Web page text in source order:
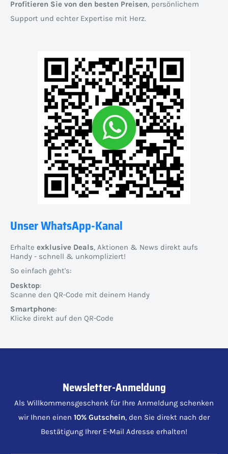
Profitieren Sie von den besten Preisen, persönlichem
Support und echter Expertise mit Herz.
Unser WhatsApp-Kanal
Erhalte exklusive Deals, Aktionen & News direkt aufs
Handy - schnell & unkompliziert!
So einfach geht's:
Desktop:
Scanne den QR-Code mit deinem Handy
Smartphone:
Klicke direkt auf den QR-Code
Newsletter-Anmeldung
Als Willkommensgeschenk für Ihre Anmeldung schenken
wir Ihnen einen 10% Gutschein, den Sie direkt nach der
Bestätigung Ihrer E-Mail Adresse erhalten!